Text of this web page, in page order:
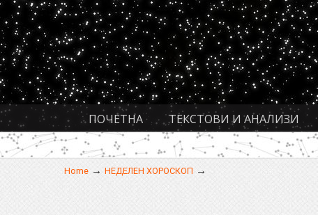
ПОЧЕТНА ТЕКСТОВИ И АНАЛИЗИ
Navigation
Home → НЕДЕЛЕН ХОРОСКОП →